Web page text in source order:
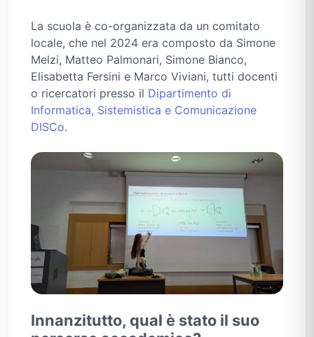
La scuola è co-organizzata da un comitato
locale, che nel 2024 era composto da Simone
Melzi, Matteo Palmonari, Simone Bianco,
Elisabetta Fersini e Marco Viviani, tutti docenti
o ricercatori presso il Dipartimento di
Informatica, Sistemistica e Comunicazione
DISCo.
Innanzitutto, qual è stato il suo